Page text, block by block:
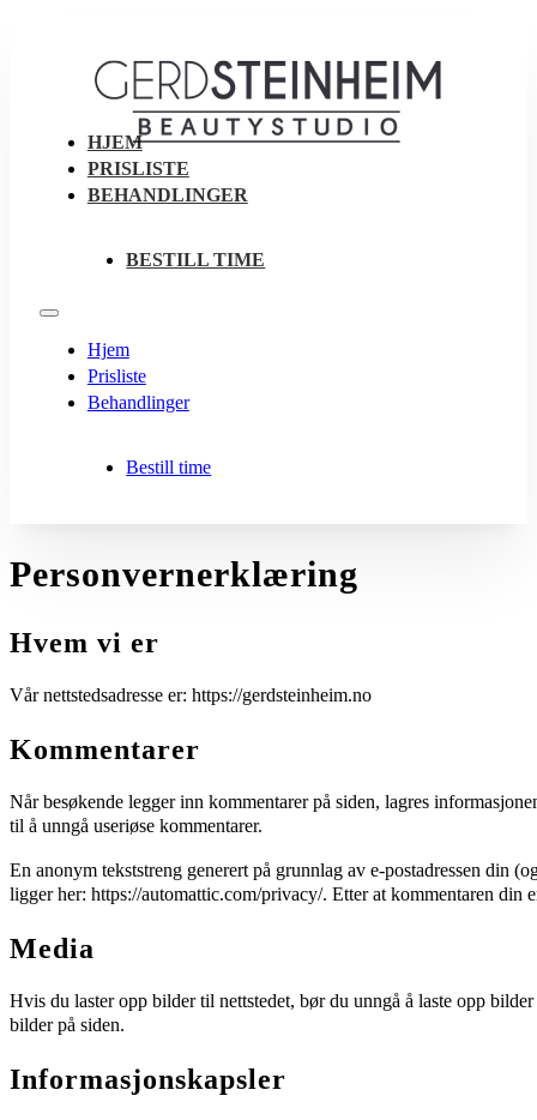
HJEM
PRISLISTE
BEHANDLINGER
BESTILL TIME
Hjem
Prisliste
Behandlinger
Bestill time
Personvernerklæring
Hvem vi er
Vår nettstedsadresse er: https://gerdsteinheim.no
Kommentarer
Når besøkende legger inn kommentarer på siden, lagres
til å unngå useriøse kommentarer.
En anonym tekststreng generert på grunnlag av e-postadressen din
ligger her: https://automattic.com/privacy/. Etter at kommentaren
Media
Hvis du laster opp bilder til nettstedet, bør du unngå å laste opp
bilder på siden.
Informasjonskapsler